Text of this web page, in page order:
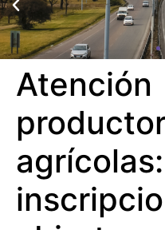
Atención
agrícolas: